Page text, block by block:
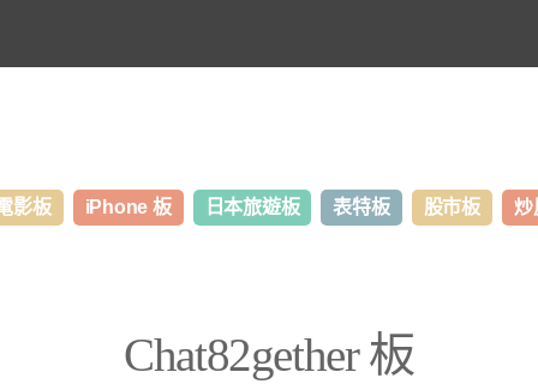
影板 iPhone 板 日本旅遊板 表特板 股市板 炒
Chat82gether 板